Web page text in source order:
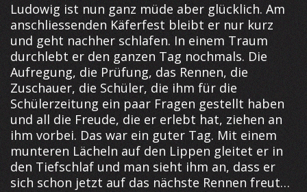
Ludowig ist nun ganz müde aber glücklich. Am
anschliessenden Käferfest bleibt er nur kurz
und geht nachher schlafen. In einem Traum
durchlebt er den ganzen Tag nochmals. Die
Aufregung, die Prüfung, das Rennen, die
Zuschauer, die Schüler, die ihm für die
Schülerzeitung ein paar Fragen gestellt haben
und all die Freude, die er erlebt hat, ziehen an
ihm vorbei. Das war ein guter Tag. Mit einem
munteren Lächeln auf den Lippen gleitet er in
den Tiefschlaf und man sieht ihm an, dass er
sich schon jetzt auf das nächste Rennen freut…